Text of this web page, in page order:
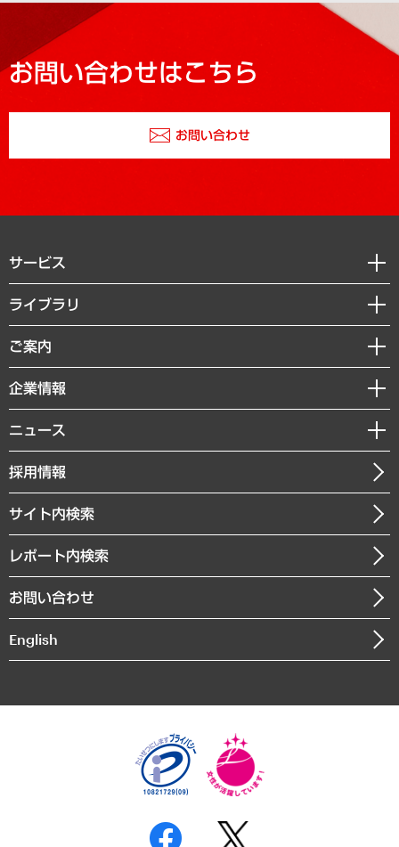
お問い合わせはこちら
お問い合わせ
サービス
経営戦略
組織・人事戦略
デジタルイノベーション
共生・ダイバーシティ
GRC（ガバナンス・リスク・コンプライアンス）・防災（政策）
経済・産業・雇用・労働
まちづくり・観光・交通・スポーツ・スマートシティ
自然資源・農林水産業・食料システム
ライブラリ
経済調査
レポート
コラム
経営用語集
受託・受注実績（官公庁関連）
メディア掲載・出演
ご案内
セミナー・イベント情報
MUFGビジネスセミナー
受託案件情報
企業情報
私たちの想い
社長メッセージ
会社概要
沿革
組織図・本部部室紹介
インドネシア現地法人
個人情報保護方針
反社会的勢力に対する基本方針
ニュース
ニュースリリース
お知らせ
採用情報
サイト内検索
レポート内検索
お問い合わせ
English